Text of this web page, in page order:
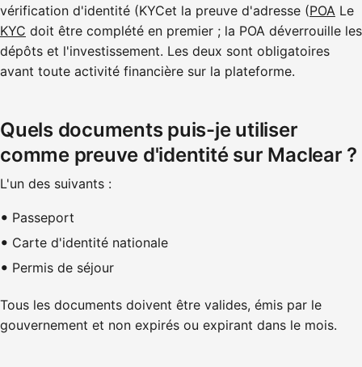
vérification d'identité (KYCet la preuve d'adresse (POA Le
KYC doit être complété en premier ; la POA déverrouille les
dépôts et l'investissement. Les deux sont obligatoires
avant toute activité financière sur la plateforme.
Quels documents puis-je utiliser
comme preuve d'identité sur Maclear ?
L'un des suivants :
Passeport
Carte d'identité nationale
Permis de séjour
Tous les documents doivent être valides, émis par le
gouvernement et non expirés ou expirant dans le mois.